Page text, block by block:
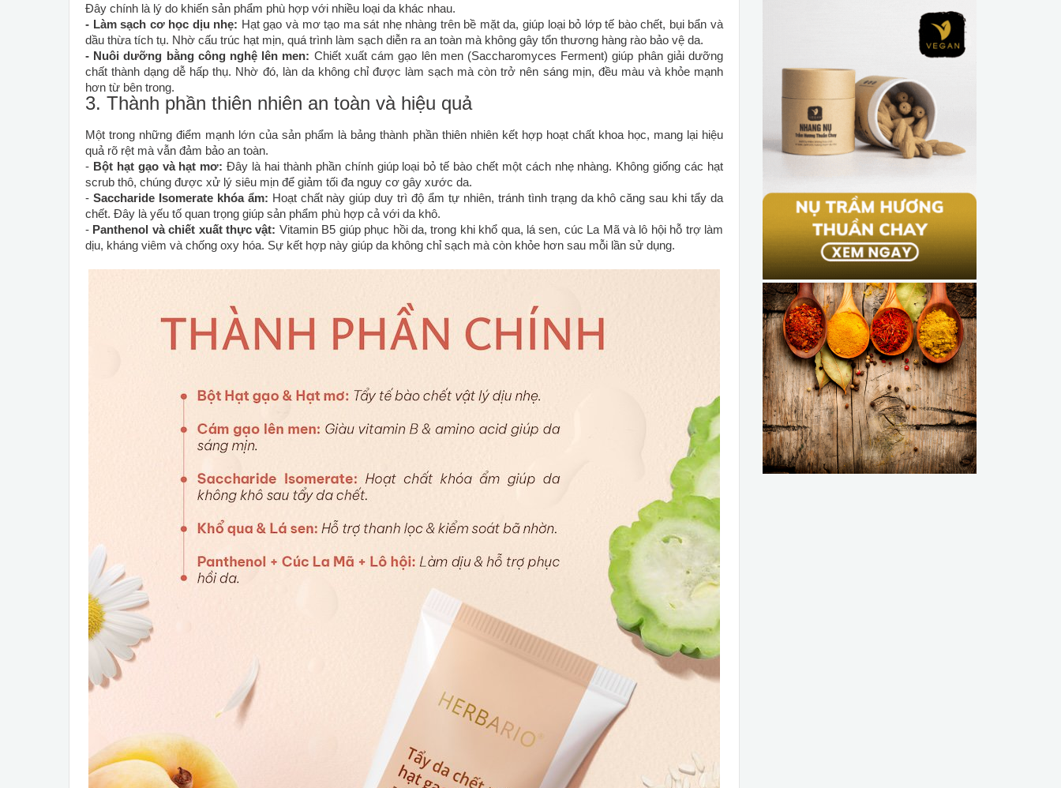
Đây chính là lý do khiến sản phẩm phù hợp với nhiều loại da khác nhau.
- Làm sạch cơ học dịu nhẹ: Hạt gạo và mơ tạo ma sát nhẹ nhàng trên bề mặt da, giúp loại bỏ lớp tế bào chết, bụi bẩn và
dầu thừa tích tụ. Nhờ cấu trúc hạt mịn, quá trình làm sạch diễn ra an toàn mà không gây tổn thương hàng rào bảo vệ da.
- Nuôi dưỡng bằng công nghệ lên men: Chiết xuất cám gạo lên men (Saccharomyces Ferment) giúp phân giải dưỡng
chất thành dạng dễ hấp thụ. Nhờ đó, làn da không chỉ được làm sạch mà còn trở nên sáng mịn, đều màu và khỏe mạnh
hơn từ bên trong.
3. Thành phần thiên nhiên an toàn và hiệu quả
Một trong những điểm mạnh lớn của sản phẩm là bảng thành phần thiên nhiên kết hợp hoạt chất khoa học, mang lại hiệu
quả rõ rệt mà vẫn đảm bảo an toàn.
- Bột hạt gạo và hạt mơ:Đây là hai thành phần chính giúp loại bỏ tế bào chết một cách nhẹ nhàng. Không giống các hạt
scrub thô, chúng được xử lý siêu mịn để giảm tối đa nguy cơ gây xước da.
- Saccharide Isomerate khóa ẩm: Hoạt chất này giúp duy trì độ ẩm tự nhiên, tránh tình trạng da khô căng sau khi tẩy da
chết. Đây là yếu tố quan trọng giúp sản phẩm phù hợp cả với da khô.
- Panthenol và chiết xuất thực vật: Vitamin B5 giúp phục hồi da, trong khi khổ qua, lá sen, cúc La Mã và lô hội hỗ trợ làm
dịu, kháng viêm và chống oxy hóa. Sự kết hợp này giúp da không chỉ sạch mà còn khỏe hơn sau mỗi lần sử dụng.